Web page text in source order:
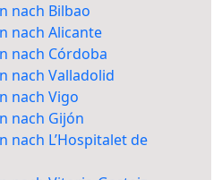
nach Bilbao
nach Alicante
nach Córdoba
nach Valladolid
nach Vigo
nach Gijón
nach L’Hospitalet de